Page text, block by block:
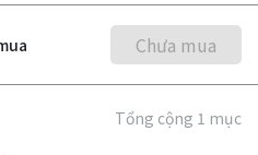
Chưa mua
Tổng cộng 1 mục